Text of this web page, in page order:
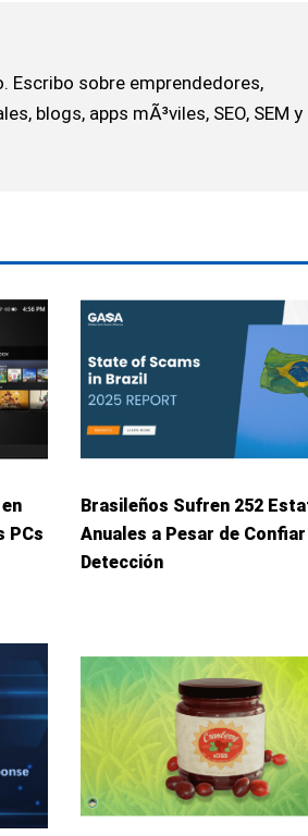
Escribo sobre emprendedores,
blogs, apps mÃ³viles, SEO, SEM y
PCs
Brasileños Sufren 252
Anuales a Pesar de
Detección